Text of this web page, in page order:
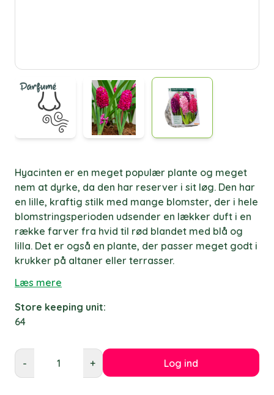
Hyacinten er en meget populær plante og meget
nem at dyrke, da den har reserver i sit løg. Den har
en lille, kraftig stilk med mange blomster, der i hele
blomstringsperioden udsender en lækker duft i en
række farver fra hvid til rød blandet med blå og
lilla. Det er også en plante, der passer meget godt i
krukker på altaner eller terrasser.
Læs mere
Store keeping unit:
64
- + Log ind